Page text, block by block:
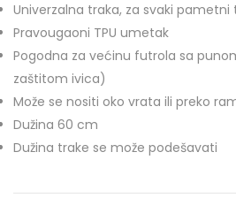
Univerzalna traka, za svaki pametni
Pravougaoni TPU umetak
Pogodna za većinu futrola sa
zaštitom ivica)
Može se nositi oko vrata ili preko
Dužina 60 cm
Dužina trake se može podešavati